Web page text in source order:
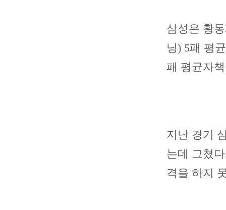
삼성은 황
닝) 5패 평
패 평균자
지난 경기
는데 그쳤
격을 하지